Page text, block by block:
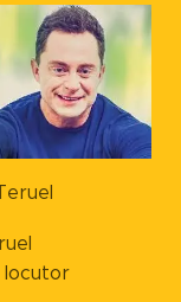
locutor